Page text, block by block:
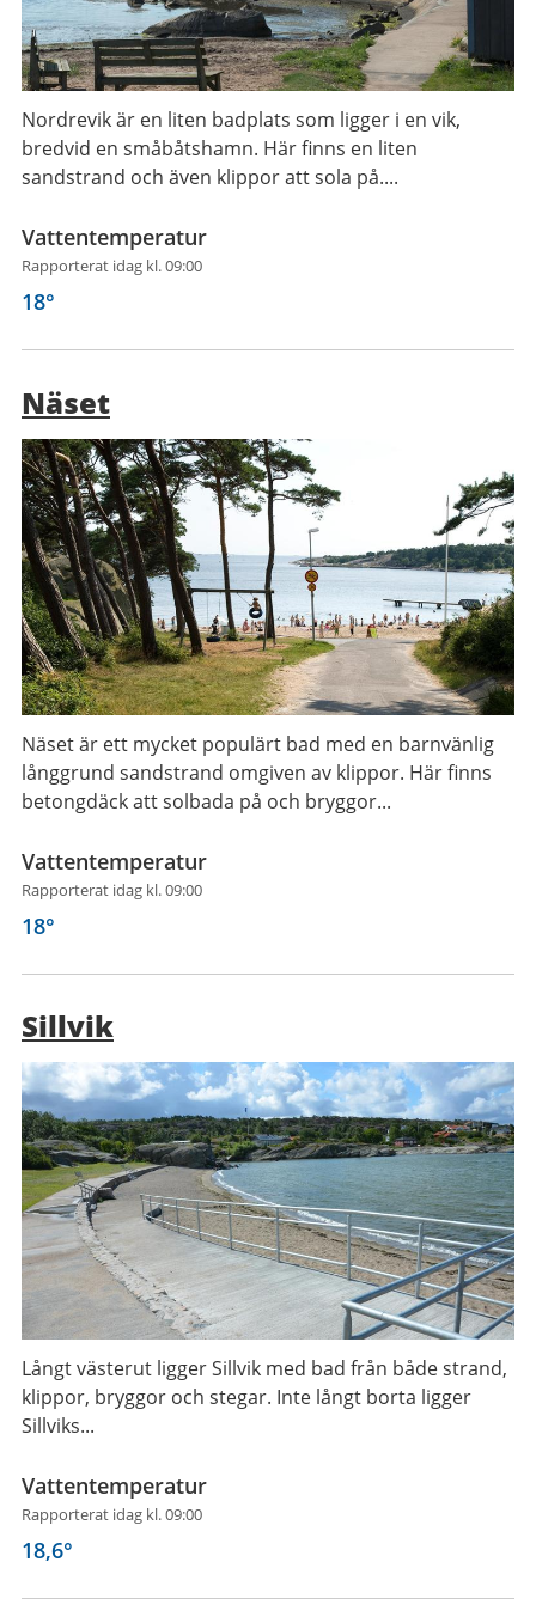
Nordrevik är en liten badplats som ligger i en vik,
bredvid en småbåtshamn. Här finns en liten
sandstrand och även klippor att sola på....
Vattentemperatur
Rapporterat idag kl. 09:00
18°
Näset
Näset är ett mycket populärt bad med en barnvänlig
långgrund sandstrand omgiven av klippor. Här finns
betongdäck att solbada på och bryggor...
Vattentemperatur
Rapporterat idag kl. 09:00
18°
Sillvik
Långt västerut ligger Sillvik med bad från både strand,
klippor, bryggor och stegar. Inte långt borta ligger
Sillviks...
Vattentemperatur
Rapporterat idag kl. 09:00
18,6°